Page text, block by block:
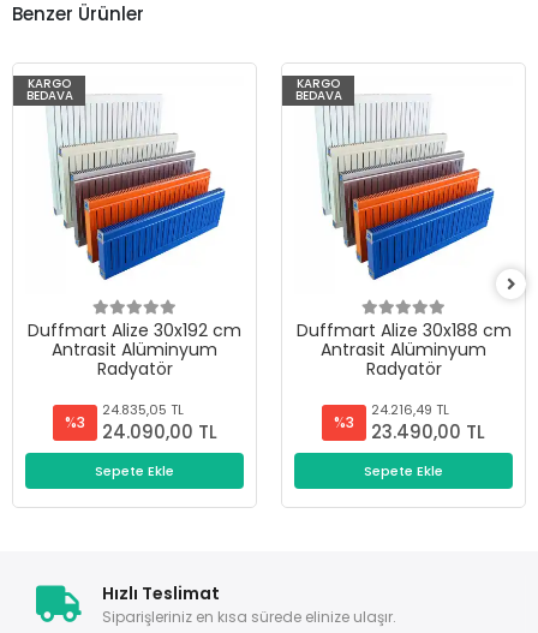
Benzer Ürünler
KARGO
BEDAVA
Duffmart Alize 30x192 cm
Antrasit Alüminyum
Radyatör
%3
24.835,05 TL
24.090,00 TL
Sepete Ekle
KARGO
BEDAVA
Duffmart Alize 30x188 cm
Antrasit Alüminyum
Radyatör
%3
24.216,49 TL
23.490,00 TL
Sepete Ekle
Hızlı Teslimat
Siparişleriniz en kısa sürede elinize ulaşır.